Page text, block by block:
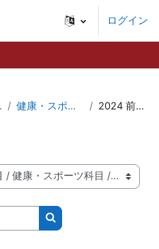
ログイン
目 健康・スポーツ科目 2024 前期_池CP
コースを検索する